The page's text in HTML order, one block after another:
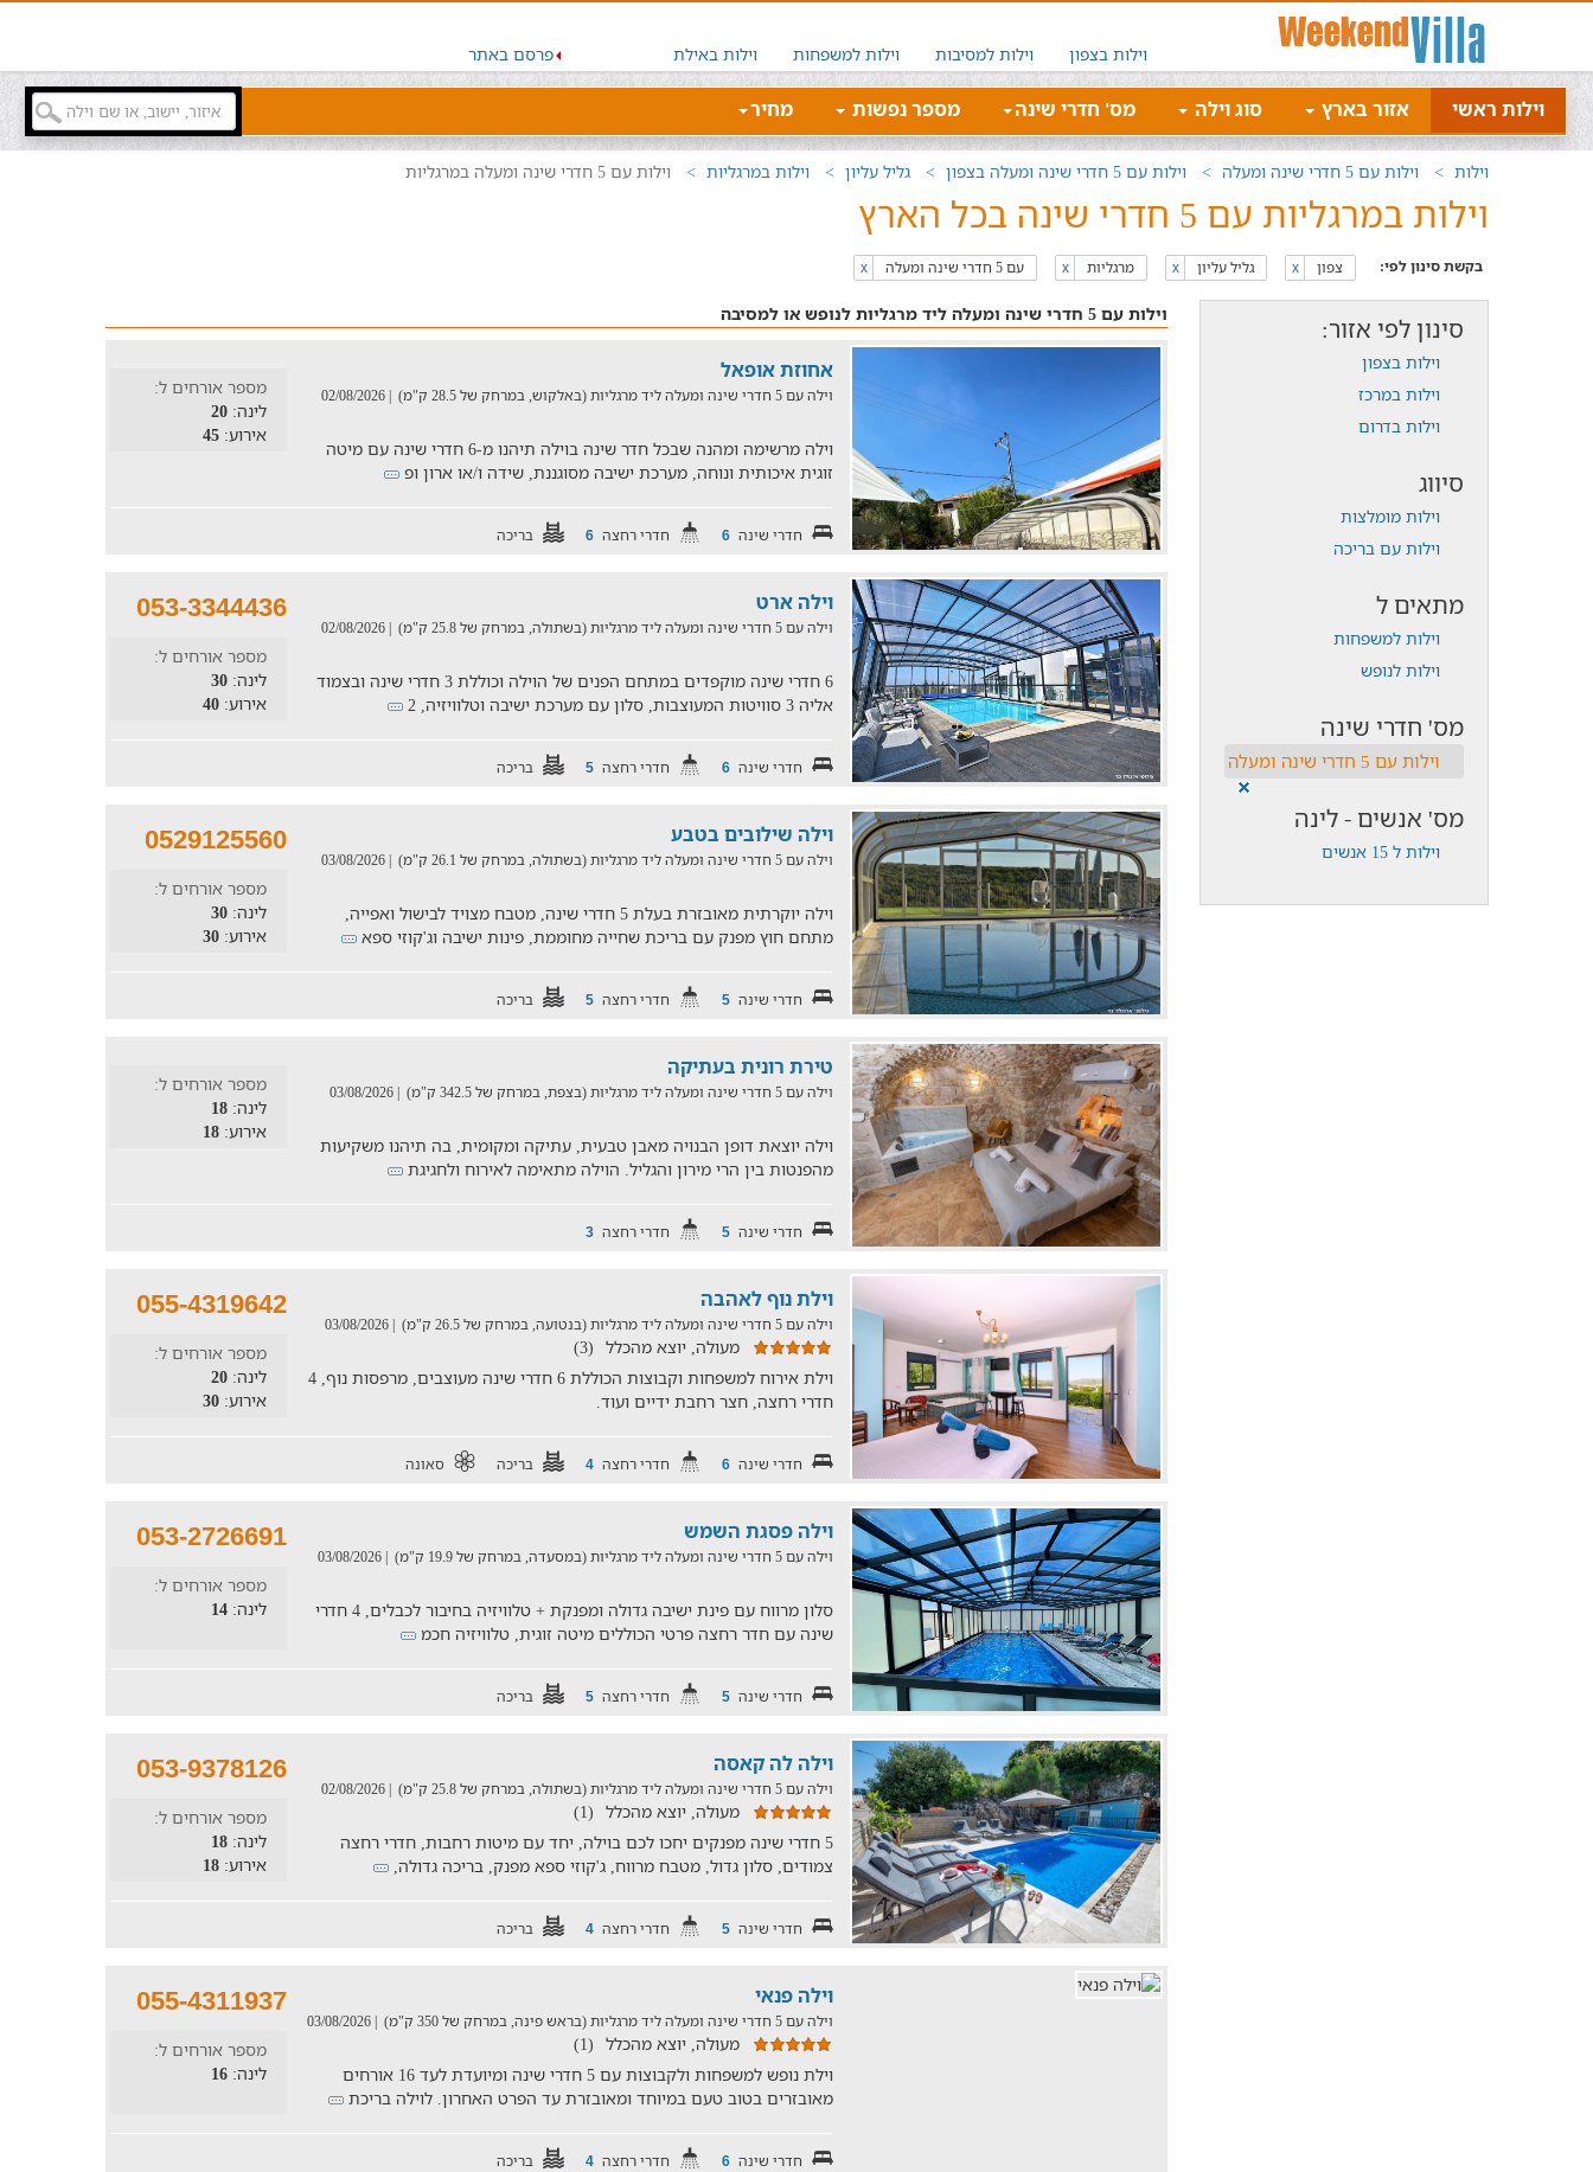
וילות בצפון וילות למסיבות וילות למשפחות וילות באילת פרסם באתר
וילות ראשי אזור בארץ סוג וילה מס' חדרי שינה מספר נפשות מחיר
וילות וילות עם 5 חדרי שינה ומעלה וילות עם 5 חדרי שינה ומעלה בצפון גליל עליון וילות במרגליות וילות עם 5 חדרי שינה ומעלה במרגליות
וילות במרגליות עם 5 חדרי שינה בכל הארץ
בקשת סינון לפי: x צפון x גליל עליון x מרגליות x עם 5 חדרי שינה ומעלה
סינון לפי אזור:
וילות בצפון
וילות במרכז
וילות בדרום
סיווג
וילות מומלצות
וילות עם בריכה
מתאים ל
וילות למשפחות
וילות לנופש
מס' חדרי שינה
וילות עם 5 חדרי שינה ומעלה
מס' אנשים - לינה
וילות ל 15 אנשים
וילות עם 5 חדרי שינה ומעלה ליד מרגליות לנופש או למסיבה
אחוזת אופאל
וילה עם 5 חדרי שינה ומעלה ליד מרגליות (באלקוש, במרחק של 28.5 ק"מ) | 02/08/2026
וילה מרשימה ומהנה שבכל חדר שינה בוילה תיהנו מ-6 חדרי שינה עם מיטה
זוגית איכותית ונוחה, מערכת ישיבה מסוגננת, שידה ו/או ארון ופ
מספר אורחים ל:
לינה:20
אירוע:45
חדרי שינה 6 חדרי רחצה 6 בריכה
וילה ארט
וילה עם 5 חדרי שינה ומעלה ליד מרגליות (בשתולה, במרחק של 25.8 ק"מ) | 02/08/2026
6 חדרי שינה מוקפדים במתחם הפנים של הוילה וכוללת 3 חדרי שינה ובצמוד
אליה 3 סוויטות המעוצבות, סלון עם מערכת ישיבה וטלוויזיה, 2
053-3344436
מספר אורחים ל:
לינה:30
אירוע:40
חדרי שינה 6 חדרי רחצה 5 בריכה
וילה שילובים בטבע
וילה עם 5 חדרי שינה ומעלה ליד מרגליות (בשתולה, במרחק של 26.1 ק"מ) | 03/08/2026
וילה יוקרתית מאובזרת בעלת 5 חדרי שינה, מטבח מצויד לבישול ואפייה,
מתחם חוץ מפנק עם בריכת שחייה מחוממת, פינות ישיבה וג'קוזי ספא
0529125560
מספר אורחים ל:
לינה:30
אירוע:30
חדרי שינה 5 חדרי רחצה 5 בריכה
טירת רונית בעתיקה
וילה עם 5 חדרי שינה ומעלה ליד מרגליות (בצפת, במרחק של 342.5 ק"מ) | 03/08/2026
וילה יוצאת דופן הבנויה מאבן טבעית, עתיקה ומקומית, בה תיהנו משקיעות
מהפנטות בין הרי מירון והגליל. הוילה מתאימה לאירוח ולחגיגת
מספר אורחים ל:
לינה:18
אירוע:18
חדרי שינה 5 חדרי רחצה 3
וילת נוף לאהבה
וילה עם 5 חדרי שינה ומעלה ליד מרגליות (בנטועה, במרחק של 26.5 ק"מ) | 03/08/2026
מעולה, יוצא מהכלל (3)
וילת אירוח למשפחות וקבוצות הכוללת 6 חדרי שינה מעוצבים, מרפסות נוף, 4
חדרי רחצה, חצר רחבת ידיים ועוד.
055-4319642
מספר אורחים ל:
לינה:20
אירוע:30
חדרי שינה 6 חדרי רחצה 4 בריכה סאונה
וילה פסגת השמש
וילה עם 5 חדרי שינה ומעלה ליד מרגליות (במסעדה, במרחק של 19.9 ק"מ) | 03/08/2026
סלון מרווח עם פינת ישיבה גדולה ומפנקת + טלוויזיה בחיבור לכבלים, 4 חדרי
שינה עם חדר רחצה פרטי הכוללים מיטה זוגית, טלוויזיה חכמ
053-2726691
מספר אורחים ל:
לינה:14
חדרי שינה 5 חדרי רחצה 5 בריכה
וילה לה קאסה
וילה עם 5 חדרי שינה ומעלה ליד מרגליות (בשתולה, במרחק של 25.8 ק"מ) | 02/08/2026
מעולה, יוצא מהכלל (1)
5 חדרי שינה מפנקים יחכו לכם בוילה, יחד עם מיטות רחבות, חדרי רחצה
צמודים, סלון גדול, מטבח מרווח, ג'קוזי ספא מפנק, בריכה גדולה,
053-9378126
מספר אורחים ל:
לינה:18
אירוע:18
חדרי שינה 5 חדרי רחצה 4 בריכה
וילה פנאי
וילה עם 5 חדרי שינה ומעלה ליד מרגליות (בראש פינה, במרחק של 350 ק"מ) | 03/08/2026
מעולה, יוצא מהכלל (1)
וילת נופש למשפחות ולקבוצות עם 5 חדרי שינה ומיועדת לעד 16 אורחים
מאובזרים בטוב טעם במיוחד ומאובזרת עד הפרט האחרון. לוילה בריכת
055-4311937
מספר אורחים ל:
לינה:16
חדרי שינה 6 חדרי רחצה 4 בריכה